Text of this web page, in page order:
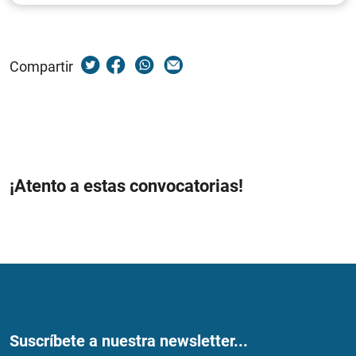
Compartir
¡Atento a estas convocatorias!
Suscríbete a nuestra newsletter...